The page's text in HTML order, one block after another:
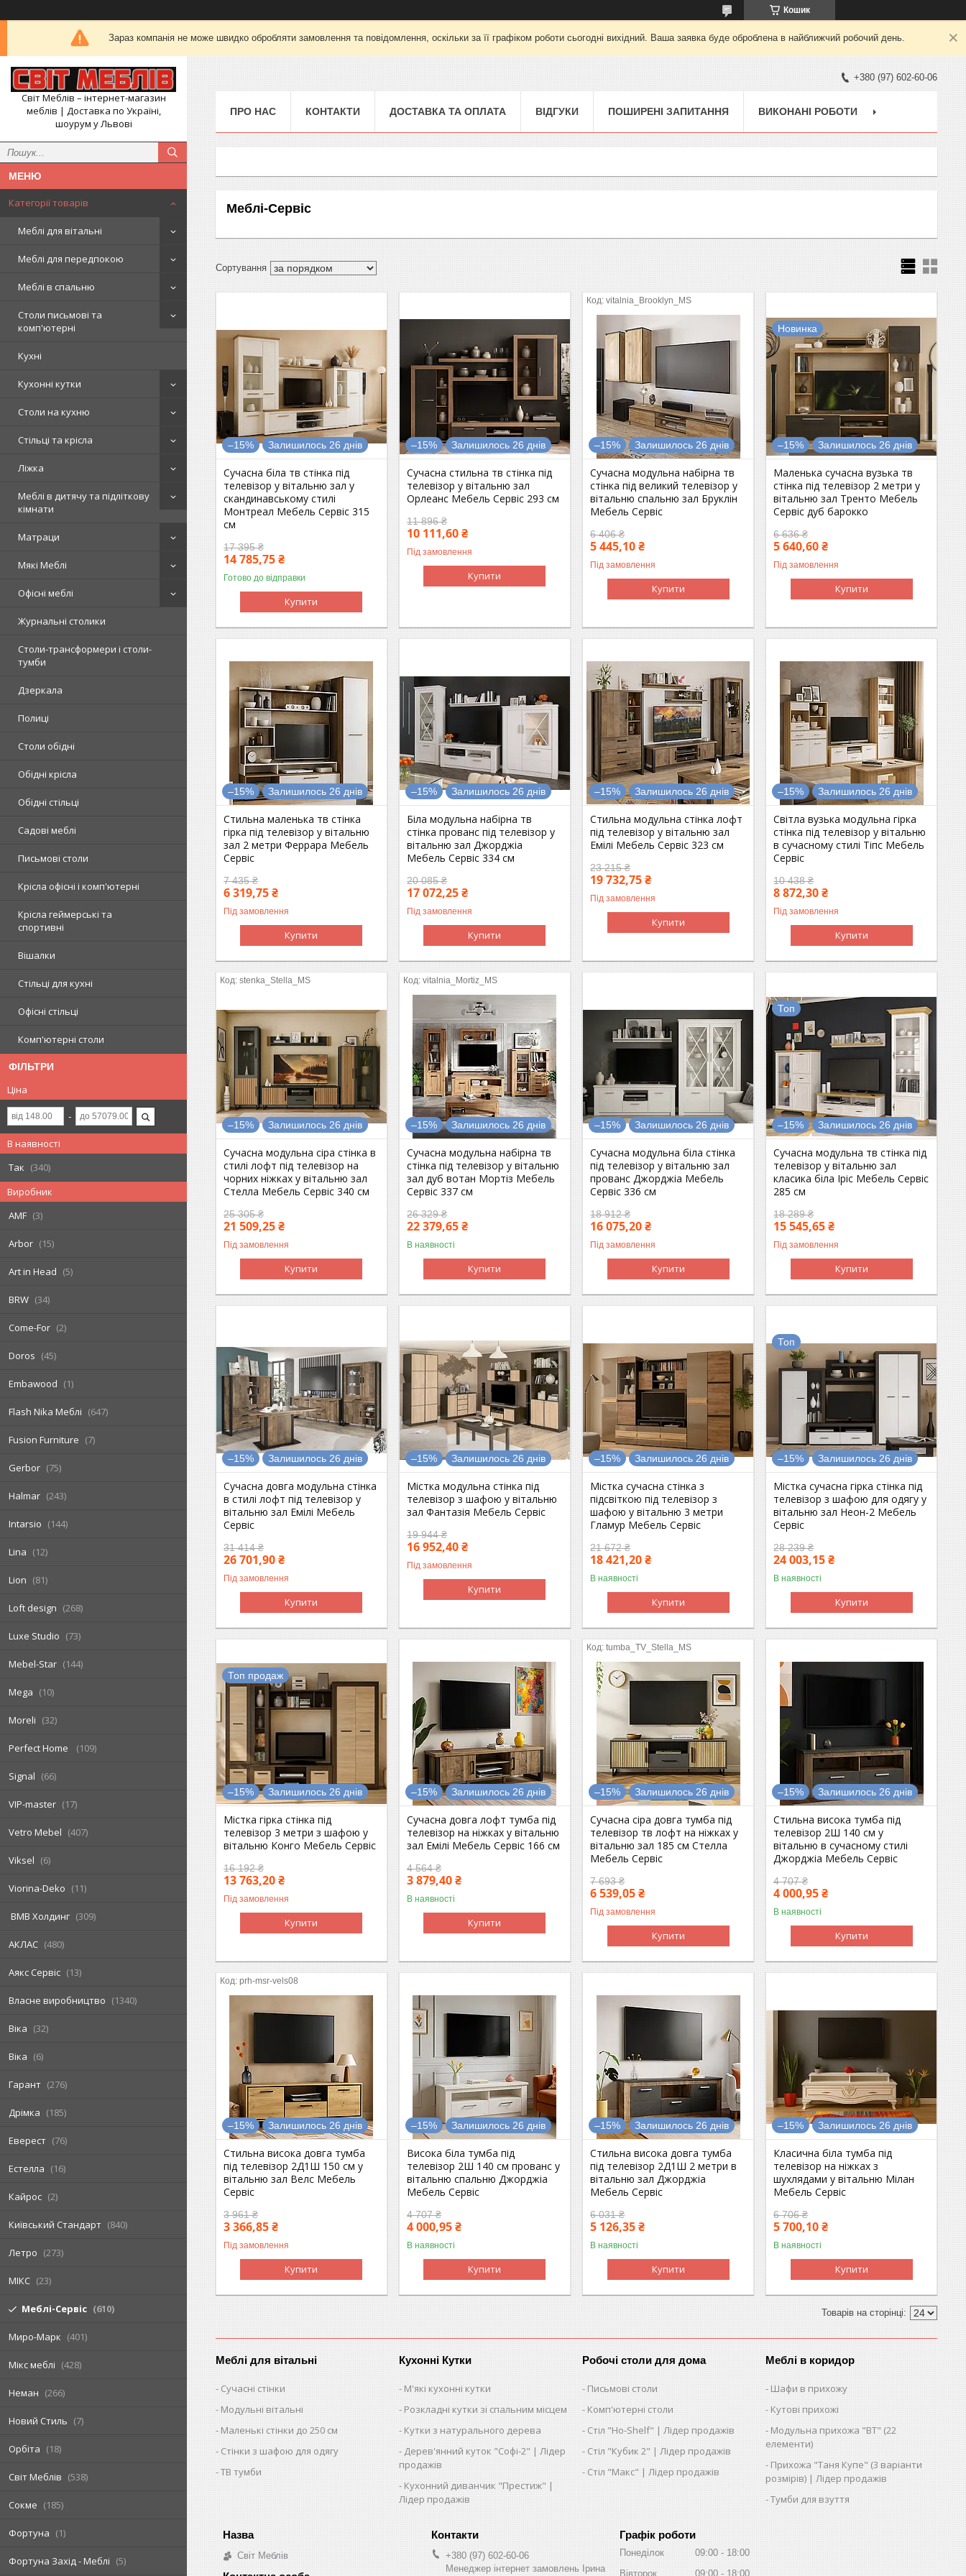
Кошик
Зараз компанія не може швидко обробляти замовлення та повідомлення, оскільки за її графіком роботи сьогодні вихідний. Ваша заявка буде оброблена в найближчий робочий день.
Світ Меблів – інтернет-магазин
меблів | Доставка по Україні,
шоурум у Львові
Категорії товарів
Меблі для вітальні
Меблі для передпокою
Меблі в спальню
Столи письмові та
комп'ютерні
Кухні
Кухонні кутки
Столи на кухню
Стільці та крісла
Ліжка
Меблі в дитячу та підліткову
кімнати
Матраци
Мякі Меблі
Офісні меблі
Журнальні столики
Столи-трансформери і столи-
тумби
Дзеркала
Полиці
Столи обідні
Обідні крісла
Обідні стільці
Садові меблі
Письмові столи
Крісла офісні і комп'ютерні
Крісла геймерські та
спортивні
Вішалки
Стільці для кухні
Офісні стільці
Комп'ютерні столи
ФІЛЬТРИ
Ціна
В наявності
Так
340
Виробник
AMF
3
Arbor 15
Art in Head 5
BRW 34
Come-For 2
Doros 45
Embawood 1
Flash Nika Меблі 647
Fusion Furniture 7
Gerbor 75
Halmar 243
Intarsio 144
Lina 12
Lion 81
Loft design 268
Luxe Studio 73
Mebel-Star 144
Mega 10
Moreli 32
Perfect Home 109
Signal 66
VIP-master 17
Vetro Mebel 407
Viksel 6
Viorina-Deko 11
ВМВ Холдинг 309
АКЛАС 480
Аякс Сервіс 13
Власне виробництво 1340
Віка 32
Віка 6
Гарант 276
Дрімка 185
Еверест 76
Естелла 16
Кайрос 2
Київський Стандарт 840
Летро 273
МІКС 23
Меблі-Сервіс 610
Миро-Марк 401
Мікс меблі 428
Неман 266
Новий Стиль 7
Орбіта 18
Світ Меблів 538
Сокме 185
Фортуна 1
Фортуна Захід - Меблі 5
+380 (97) 602-60-06
ПРО НАС КОНТАКТИ ДОСТАВКА ТА ОПЛАТА ВІДГУКИ ПОШИРЕНІ ЗАПИТАННЯ ВИКОНАНІ РОБОТИ
Меблі-Сервіс
–15% Залишилось 26 днів
Сучасна біла тв стінка під
телевізор у вітальню зал у
скандинавському стилі
Монтреал Мебель Сервіс 315
см
17 395 ₴
14 785,75 ₴
Готово до відправки
Купити
–15% Залишилось 26 днів
Сучасна стильна тв стінка під
телевізор у вітальню зал
Орлеанс Мебель Сервіс 293 см
11 896 ₴
10 111,60 ₴
Під замовлення
Купити
vitalnia_Brooklyn_MS
–15% Залишилось 26 днів
Сучасна модульна набірна тв
стінка під великий телевізор у
вітальню спальню зал Бруклін
Мебель Сервіс
6 406 ₴
5 445,10 ₴
Під замовлення
Купити
Новинка
–15% Залишилось 26 днів
Маленька сучасна вузька тв
стінка під телевізор 2 метри у
вітальню зал Тренто Мебель
Сервіс дуб барокко
6 636 ₴
5 640,60 ₴
Під замовлення
Купити
–15% Залишилось 26 днів
Стильна маленька тв стінка
гірка під телевізор у вітальню
зал 2 метри Феррара Мебель
Сервіс
7 435 ₴
6 319,75 ₴
Під замовлення
Купити
–15% Залишилось 26 днів
Біла модульна набірна тв
стінка прованс під телевізор у
вітальню зал Джорджіа
Мебель Сервіс 334 см
20 085 ₴
17 072,25 ₴
Під замовлення
Купити
–15% Залишилось 26 днів
Стильна модульна стінка лофт
під телевізор у вітальню зал
Емілі Мебель Сервіс 323 см
23 215 ₴
19 732,75 ₴
Під замовлення
Купити
–15% Залишилось 26 днів
Світла вузька модульна гірка
стінка під телевізор у вітальню
в сучасному стилі Тіпс Мебель
Сервіс
10 438 ₴
8 872,30 ₴
Під замовлення
Купити
stenka_Stella_MS
–15% Залишилось 26 днів
Сучасна модульна сіра стінка в
стилі лофт під телевізор на
чорних ніжках у вітальню зал
Стелла Мебель Сервіс 340 см
25 305 ₴
21 509,25 ₴
Під замовлення
Купити
vitalnia_Mortiz_MS
–15% Залишилось 26 днів
Сучасна модульна набірна тв
стінка під телевізор у вітальню
зал дуб вотан Мортіз Мебель
Сервіс 337 см
26 329 ₴
22 379,65 ₴
В наявності
Купити
–15% Залишилось 26 днів
Сучасна модульна біла стінка
під телевізор у вітальню зал
прованс Джорджіа Мебель
Сервіс 336 см
18 912 ₴
16 075,20 ₴
Під замовлення
Купити
Топ
–15% Залишилось 26 днів
Сучасна модульна тв стінка під
телевізор у вітальню зал
класика біла Іріс Мебель Сервіс
285 см
18 289 ₴
15 545,65 ₴
Під замовлення
Купити
–15% Залишилось 26 днів
Сучасна довга модульна стінка
в стилі лофт під телевізор у
вітальню зал Емілі Мебель
Сервіс
31 414 ₴
26 701,90 ₴
Під замовлення
Купити
–15% Залишилось 26 днів
Містка модульна стінка під
телевізор з шафою у вітальню
зал Фантазія Мебель Сервіс
19 944 ₴
16 952,40 ₴
Під замовлення
Купити
–15% Залишилось 26 днів
Містка сучасна стінка з
підсвіткою під телевізор з
шафою у вітальню 3 метри
Гламур Мебель Сервіс
21 672 ₴
18 421,20 ₴
В наявності
Купити
Топ
–15% Залишилось 26 днів
Містка сучасна гірка стінка під
телевізор з шафою для одягу у
вітальню зал Неон-2 Мебель
Сервіс
28 239 ₴
24 003,15 ₴
В наявності
Купити
Топ продаж
–15% Залишилось 26 днів
Містка гірка стінка під
телевізор 3 метри з шафою у
вітальню Конго Мебель Сервіс
16 192 ₴
13 763,20 ₴
Під замовлення
Купити
–15% Залишилось 26 днів
Сучасна довга лофт тумба під
телевізор на ніжках у вітальню
зал Емілі Мебель Сервіс 166 см
4 564 ₴
3 879,40 ₴
В наявності
Купити
tumba_TV_Stella_MS
–15% Залишилось 26 днів
Сучасна сіра довга тумба під
телевізор тв лофт на ніжках у
вітальню зал 185 см Стелла
Мебель Сервіс
7 693 ₴
6 539,05 ₴
Під замовлення
Купити
–15% Залишилось 26 днів
Стильна висока тумба під
телевізор 2Ш 140 см у
вітальню в сучасному стилі
Джорджіа Мебель Сервіс
4 707 ₴
4 000,95 ₴
В наявності
Купити
prh-msr-vels08
–15% Залишилось 26 днів
Стильна висока довга тумба
під телевізор 2Д1Ш 150 см у
вітальню зал Велс Мебель
Сервіс
3 961 ₴
3 366,85 ₴
Під замовлення
Купити
–15% Залишилось 26 днів
Висока біла тумба під
телевізор 2Ш 140 см прованс у
вітальню спальню Джорджіа
Мебель Сервіс
4 707 ₴
4 000,95 ₴
В наявності
Купити
–15% Залишилось 26 днів
Стильна висока довга тумба
під телевізор 2Д1Ш 2 метри в
вітальню зал Джорджіа
Мебель Сервіс
6 031 ₴
5 126,35 ₴
В наявності
Купити
–15% Залишилось 26 днів
Класична біла тумба під
телевізор на ніжках з
шухлядами у вітальню Мілан
Мебель Сервіс
6 706 ₴
5 700,10 ₴
В наявності
Купити
Меблі для вітальні
Сучасні стінки
Модульні вітальні
Маленькі стінки до 250 см
Стінки з шафою для одягу
ТВ тумби
Кухонні Кутки
М'які кухонні кутки
Розкладні кутки зі спальним місцем
Кутки з натурального дерева
Дерев'янний куток "Софі-2" | Лідер
продажів
Кухонний диванчик "Престиж" |
Лідер продажів
Робочі столи для дома
Письмові столи
Комп'ютерні столи
Стіл "Ho-Shelf" | Лідер продажів
Стіл "Кубик 2" | Лідер продажів
Стіл "Макс" | Лідер продажів
Меблі в коридор
Шафи в прихожу
Кутові прихожі
Модульна прихожа "ВТ" (22
елементи)
Прихожа "Таня Купе" (3 варіанти
розмірів) | Лідер продажів
Тумби для взуття
Світ Меблів
+380 (97) 602-60-06
Менеджер інтернет замовлень Ірина
Графік роботи
Понеділок 09:00
18:00
Вівторок
09:00 18:00